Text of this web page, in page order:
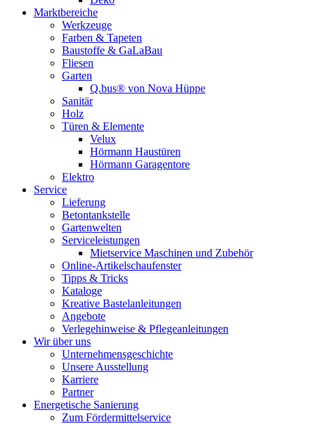
Marktbereiche
Werkzeuge
Farben & Tapeten
Baustoffe & GaLaBau
Fliesen
Garten
Q.bus® von Nova Hüppe
Sanitär
Holz
Türen & Elemente
Velux
Hörmann Haustüren
Hörmann Garagentore
Elektro
Service
Lieferung
Betontankstelle
Gartenwelten
Serviceleistungen
Mietservice Maschinen und Zubehör
Online-Artikelschaufenster
Tipps & Tricks
Kataloge
Kreative Bastelanleitungen
Angebote
Verlegehinweise & Pflegeanleitungen
Wir über uns
Unternehmensgeschichte
Unsere Ausstellung
Karriere
Partner
Energetische Sanierung
Zum Fördermittelservice